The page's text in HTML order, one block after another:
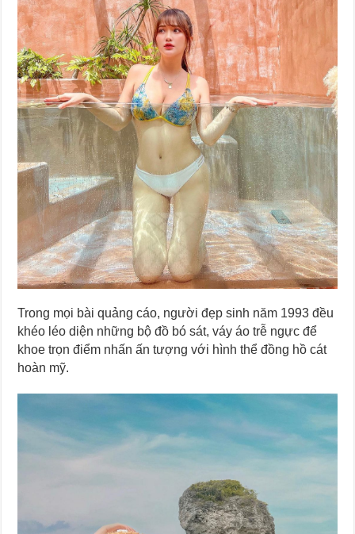
Trong mọi bài quảng cáo, người đẹp sinh năm 1993 đều
khéo léo diện những bộ đồ bó sát, váy áo trễ ngực để
khoe trọn điểm nhấn ấn tượng với hình thể đồng hồ cát
hoàn mỹ.